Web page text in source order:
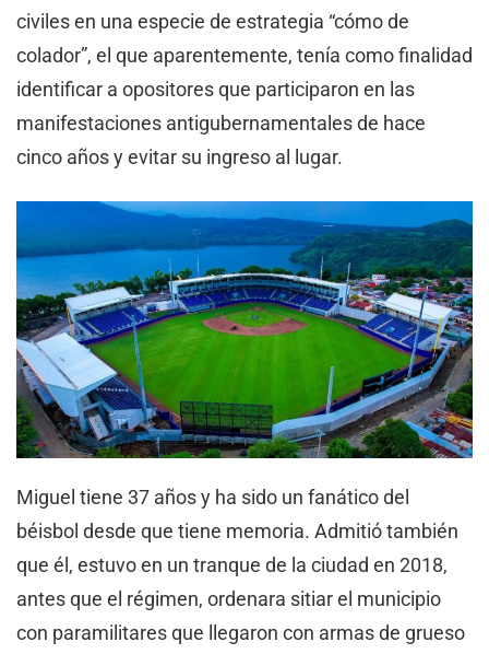
civiles en una especie de estrategia “cómo de
colador”, el que aparentemente, tenía como finalidad
identificar a opositores que participaron en las
manifestaciones antigubernamentales de hace
cinco años y evitar su ingreso al lugar.
Miguel tiene 37 años y ha sido un fanático del
béisbol desde que tiene memoria. Admitió también
que él, estuvo en un tranque de la ciudad en 2018,
antes que el régimen, ordenara sitiar el municipio
con paramilitares que llegaron con armas de grueso